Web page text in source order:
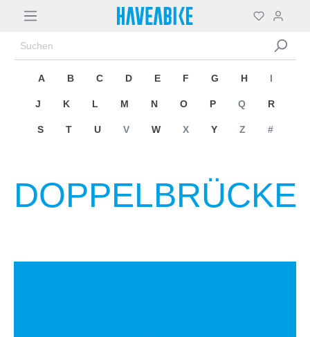
A B C D E F G H I
J K L M N O P Q R
S T U V W X Y Z #